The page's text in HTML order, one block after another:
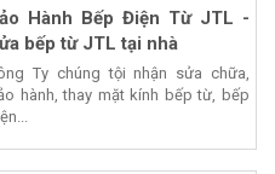
Hành Bếp Điện Từ JTL -
bếp từ JTL tại nhà
Ty chúng tội nhận sửa chữa,
hành, thay mặt kính bếp từ, bếp